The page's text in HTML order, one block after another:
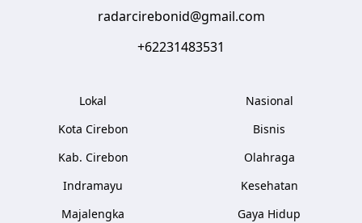
radarcirebonid@gmail.com
+62231483531
Lokal
Kota Cirebon
Kab. Cirebon
Indramayu
Majalengka
Nasional
Bisnis
Olahraga
Kesehatan
Gaya Hidup